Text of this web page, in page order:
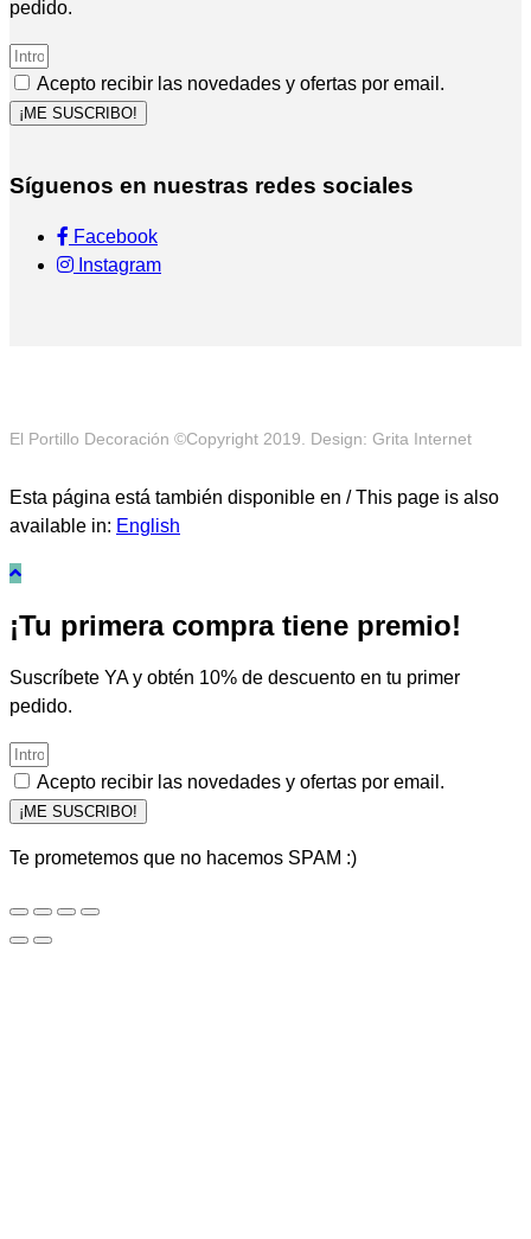
pedido.
Acepto recibir las novedades y ofertas por email.
¡ME SUSCRIBO!
Síguenos en nuestras redes sociales
Facebook
Instagram
El Portillo Decoración ©Copyright 2019. Design: Grita Internet
Esta página está también disponible en / This page is also
available in: English
¡Tu primera compra tiene premio!
Suscríbete YA y obtén 10% de descuento en tu primer
pedido.
Acepto recibir las novedades y ofertas por email.
¡ME SUSCRIBO!
Te prometemos que no hacemos SPAM :)